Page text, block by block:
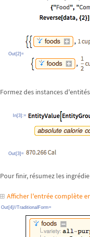
Out[2]=
Formez des instances
In[3]:=
Out[3]=
Pour finir, résumez les
Afficher l'entrée complète
Out[4]//TraditionalForm=